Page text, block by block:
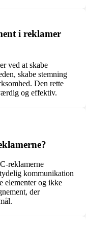
i reklamer
ved at skabe
skabe stemning
Den rette
og effektiv.
reklamerne
kommunikation
elementer og ikke
der